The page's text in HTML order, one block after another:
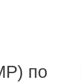
по